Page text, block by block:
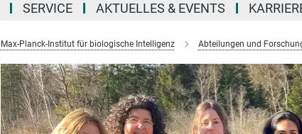
SERVICE AKTUELLES & EVENTS
Max-Planck-Institut für biologische Intelligenz Abteilungen und